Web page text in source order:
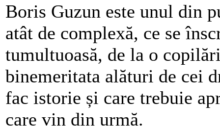
Boris Guzun este unul din
atât de complexă, ce se
tumultuoasă, de la o
binemeritata alături de cei
fac istorie și care trebuie
care vin din urmă.